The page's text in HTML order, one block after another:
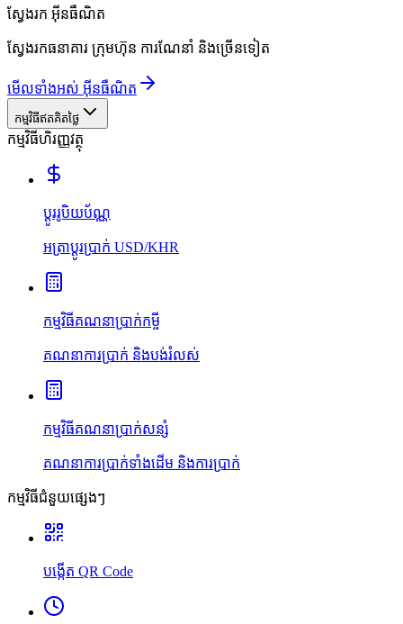
ស្វែងរក អ៊ីនធឺណិត
ស្វែងរកធនាគារ ក្រុមហ៊ុន ការណែនាំ និងច្រើនទៀត
មើលទាំងអស់ អ៊ីនធឺណិត
កម្មវិធីឥតគិតថ្លៃ
កម្មវិធីហិរញ្ញវត្ថុ
ប្ដូររូបិយប័ណ្ណ
អត្រាប្ដូរប្រាក់ USD/KHR
កម្មវិធីគណនាប្រាក់កម្ចី
គណនាការប្រាក់ និងបង់រំលស់
កម្មវិធីគណនាប្រាក់សន្សំ
គណនាការប្រាក់ទាំងដើម និងការប្រាក់
កម្មវិធីជំនួយផ្សេងៗ
បង្កើត QR Code